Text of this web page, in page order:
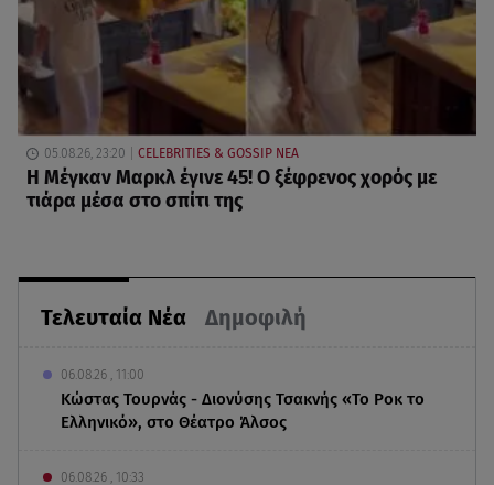
Τελευταία Νέα Δημοφιλή
06.08.26 , 11:00
Κώστας Τουρνάς - Διονύσης Τσακνής «Το Ροκ το
Ελληνικό», στο Θέατρο Άλσος
06.08.26 , 10:33
05.08.26, 23:20 CELEBRITIES & GOSSIP ΝΕΑ
Η Μέγκαν Μαρκλ έγινε 45! Ο ξέφρενος χορός με
τιάρα μέσα στο σπίτι της